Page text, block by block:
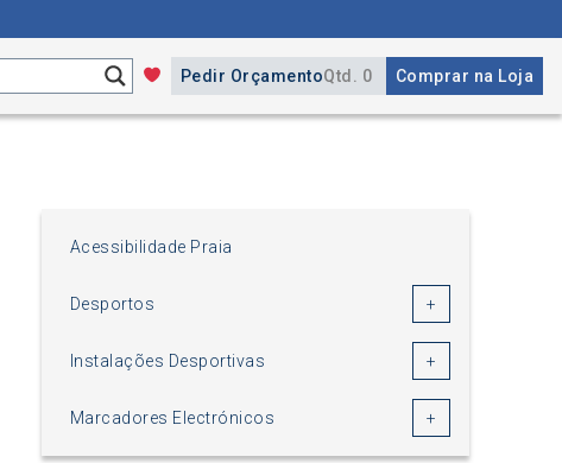
Pedir OrçamentoQtd. 0 Comprar na Loja
Acessibilidade Praia
Desportos
Instalações Desportivas
Marcadores Electrónicos